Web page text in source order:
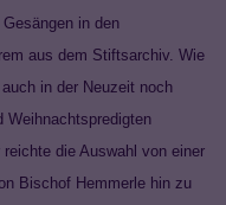
in den
aus dem Stiftsarchiv. Wie
in der Neuzeit noch
Weihnachtspredigten
die Auswahl von einer
Bischof Hemmerle hin zu